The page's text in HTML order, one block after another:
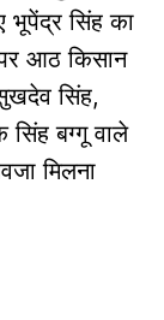
भूपेंद्र सिंह का
आठ किसान
सिंह,
सिंह बग्गू वाले
मिलना